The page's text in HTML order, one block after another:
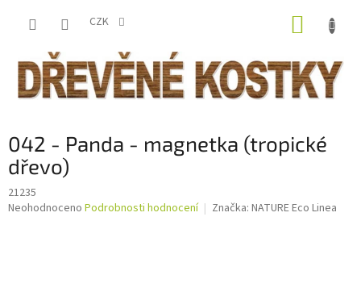
CZK
042 - Panda - magnetka (tropické
dřevo)
21235
Průměrné
Neohodnoceno Podrobnosti hodnocení Značka: NATURE Eco Linea